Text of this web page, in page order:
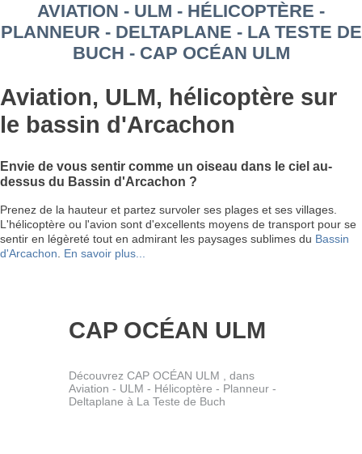
AVIATION - ULM - HÉLICOPTÈRE -
PLANNEUR - DELTAPLANE - LA TESTE DE
BUCH - CAP OCÉAN ULM
Aviation, ULM, hélicoptère sur
le bassin d'Arcachon
Envie de vous sentir comme un oiseau dans le ciel au-
dessus du Bassin d'Arcachon ?
Prenez de la hauteur et partez survoler ses plages et ses villages.
L'hélicoptère ou l'avion sont d'excellents moyens de transport pour se
sentir en légèreté tout en admirant les paysages sublimes du Bassin
d'Arcachon
En savoir plus...
CAP OCÉAN ULM
Découvrez CAP OCÉAN ULM , dans
Aviation - ULM - Hélicoptère - Planneur -
Deltaplane à La Teste de Buch